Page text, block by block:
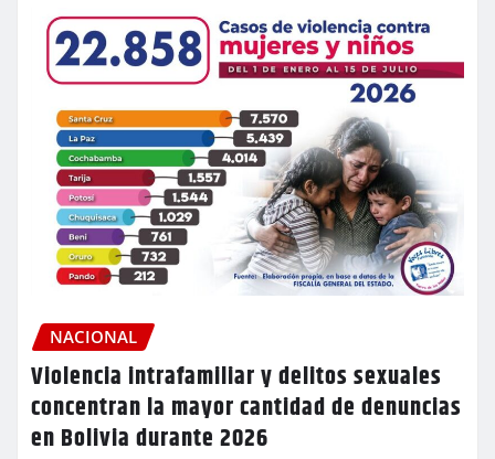
NACIONAL
Violencia intrafamiliar y delitos sexuales
concentran la mayor cantidad de denuncias
en Bolivia durante 2026